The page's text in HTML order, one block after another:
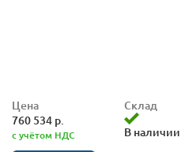
Цена
760 534 р.
с учётом НДС
Склад
В наличии